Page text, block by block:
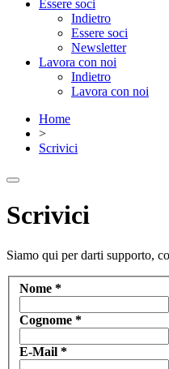
Essere soci
Indietro
Essere soci
Newsletter
Lavora con noi
Indietro
Lavora con noi
Home
>
Scrivici
Scrivici
Siamo qui per darti supporto,
Nome *
Cognome *
E-Mail *